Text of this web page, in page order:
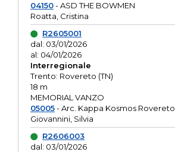
04150- ASD THE BOWMEN
Roatta, Cristina
R2605001
dal: 03/01/2026
al: 04/01/2026
Interregionale
Trento: Rovereto (TN)
18 m
MEMORIAL VANZO
05005- Arc. Kappa Kosmos Rovereto
Giovannini, Silvia
R2606003
dal: 03/01/2026